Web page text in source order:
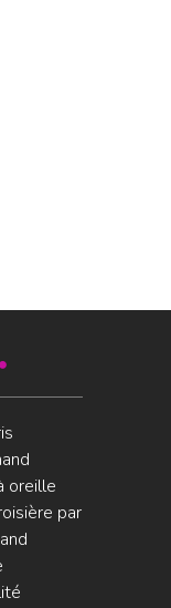
oreille
par